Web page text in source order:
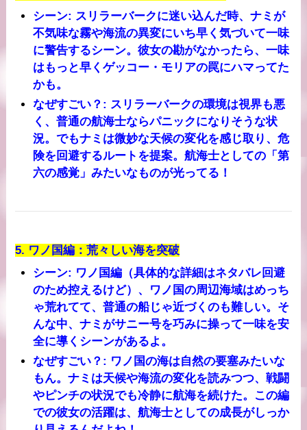
シーン: スリラーバークに迷い込んだ時、ナミが
不気味な霧や海流の異変にいち早く気づいて一味
に警告するシーン。彼女の勘がなかったら、一味
はもっと早くゲッコー・モリアの罠にハマってた
かも。
なぜすごい？ : スリラーバークの環境は視界も悪
く、普通の航海士ならパニックになりそうな状
況。でもナミは微妙な天候の変化を感じ取り、危
険を回避するルートを提案。航海士としての「第
六の感覚」みたいなものが光ってる！
5. ワノ国編：荒々しい海を突破
シーン: ワノ国編（具体的な詳細はネタバレ回避
のため控えるけど）、ワノ国の周辺海域はめっち
ゃ荒れてて、普通の船じゃ近づくのも難しい。そ
んな中、ナミがサニー号を巧みに操って一味を安
全に導くシーンがあるよ。
なぜすごい？ : ワノ国の海は自然の要塞みたいな
もん。ナミは天候や海流の変化を読みつつ、戦闘
やピンチの状況でも冷静に航海を続けた。この編
での彼女の活躍は、航海士としての成長がしっか